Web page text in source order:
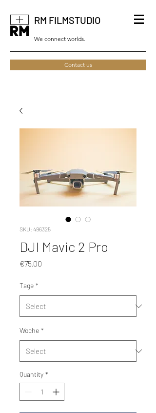
RM FILMSTUDIO
We connect worlds.
Contact us
SKU: 496325
DJI Mavic 2 Pro
€75.00
Tage *
Woche *
Quantity *